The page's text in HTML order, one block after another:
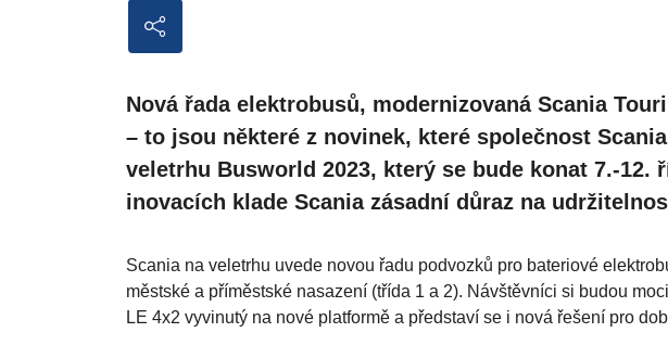
Nová řada elektrobusů, modernizovaná Scania
– to jsou některé z novinek, které společnost
veletrhu Busworld 2023, který se bude konat 7.-12.
inovacích klade Scania zásadní důraz na
Scania na veletrhu uvede novou řadu podvozků pro bateriové
městské a příměstské nasazení (třída 1 a 2). Návštěvníci si budou
LE 4x2 vyvinutý na nové platformě a představí se i nová řešení pro